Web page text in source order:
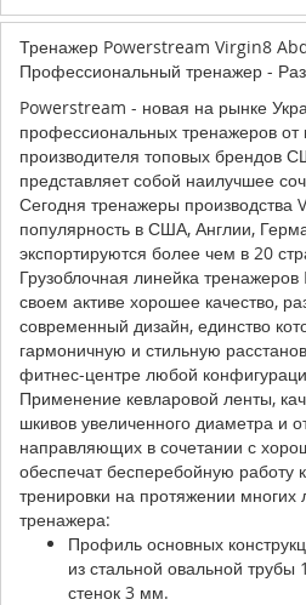
Тренажер Powerstream Virgin8
Профессиональный тренажер -
Powerstream - новая на рынке
профессиональных тренажеров
производителя топовых брендов
представляет собой наилучшее
Сегодня тренажеры производства
популярность в США, Англии,
экспортируются более чем в 20
Грузоблочная линейка
своем активе хорошее качество,
современный дизайн, единство
гармоничную и стильную
фитнес-центре любой
Применение кевларовой ленты,
шкивов увеличенного диаметра и
направляющих в сочетании с
обеспечат бесперебойную работу
тренировки на протяжении многих
тренажера:
Профиль основных
из стальной овальной
стенок 3 мм.